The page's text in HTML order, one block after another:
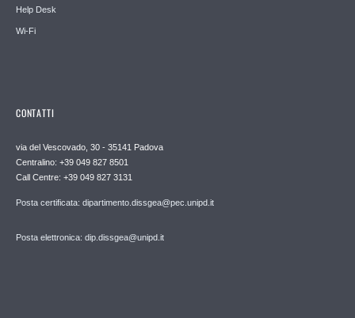
Help Desk
Wi-Fi
CONTATTI
via del Vescovado, 30 - 35141 Padova
Centralino: +39 049 827 8501
Call Centre: +39 049 827 3131
Posta certificata: dipartimento.dissgea@pec.unipd.it
Posta elettronica: dip.dissgea@unipd.it